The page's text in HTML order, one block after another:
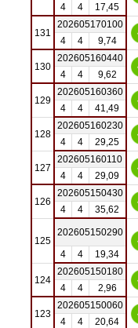
4
4 17,45
131
202605170100
4
4 9,74
130
202605160440
4
4 9,62
129
202605160360
4
4 41,49
128
202605160230
4
4 29,25
127
202605160110
4
4 29,09
126
202605150430
4
4 35,62
125
202605150290
4
4 19,34
124
202605150180
4
4 2,96
123
202605150060
4
4 20,64